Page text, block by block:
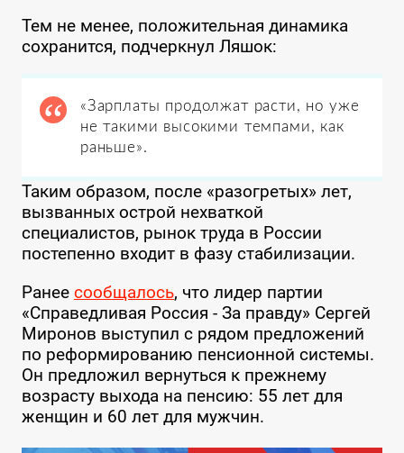
Тем не менее, положительная динамика
сохранится, подчеркнул Ляшок:
«Зарплаты продолжат расти, но уже
не такими высокими темпами, как
раньше».
Таким образом, после «разогретых» лет,
вызванных острой нехваткой
специалистов, рынок труда в России
постепенно входит в фазу стабилизации.
Ранее сообщалось, что лидер партии
«Справедливая Россия - За правду» Сергей
Миронов выступил с рядом предложений
по реформированию пенсионной системы.
Он предложил вернуться к прежнему
возрасту выхода на пенсию: 55 лет для
женщин и 60 лет для мужчин.